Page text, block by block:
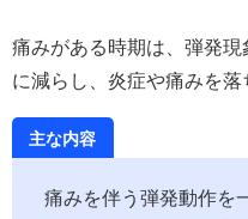
痛みがある時期は、弾発
に減らし、炎症や痛みを落
主な内容
痛みを伴う弾発動作を